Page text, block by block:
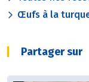
Œufs à la
Partager sur